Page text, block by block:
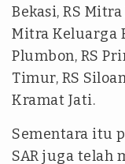
Bekasi, RS
Mitra Keluarga
Plumbon, RS
Timur, RS
Kramat Jati.
Sementara itu
SAR juga telah